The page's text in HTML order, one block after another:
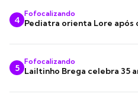
4
Fofocalizando
Pediatra orienta Lore após
5
Fofocalizando
Lailtinho Brega celebra 35